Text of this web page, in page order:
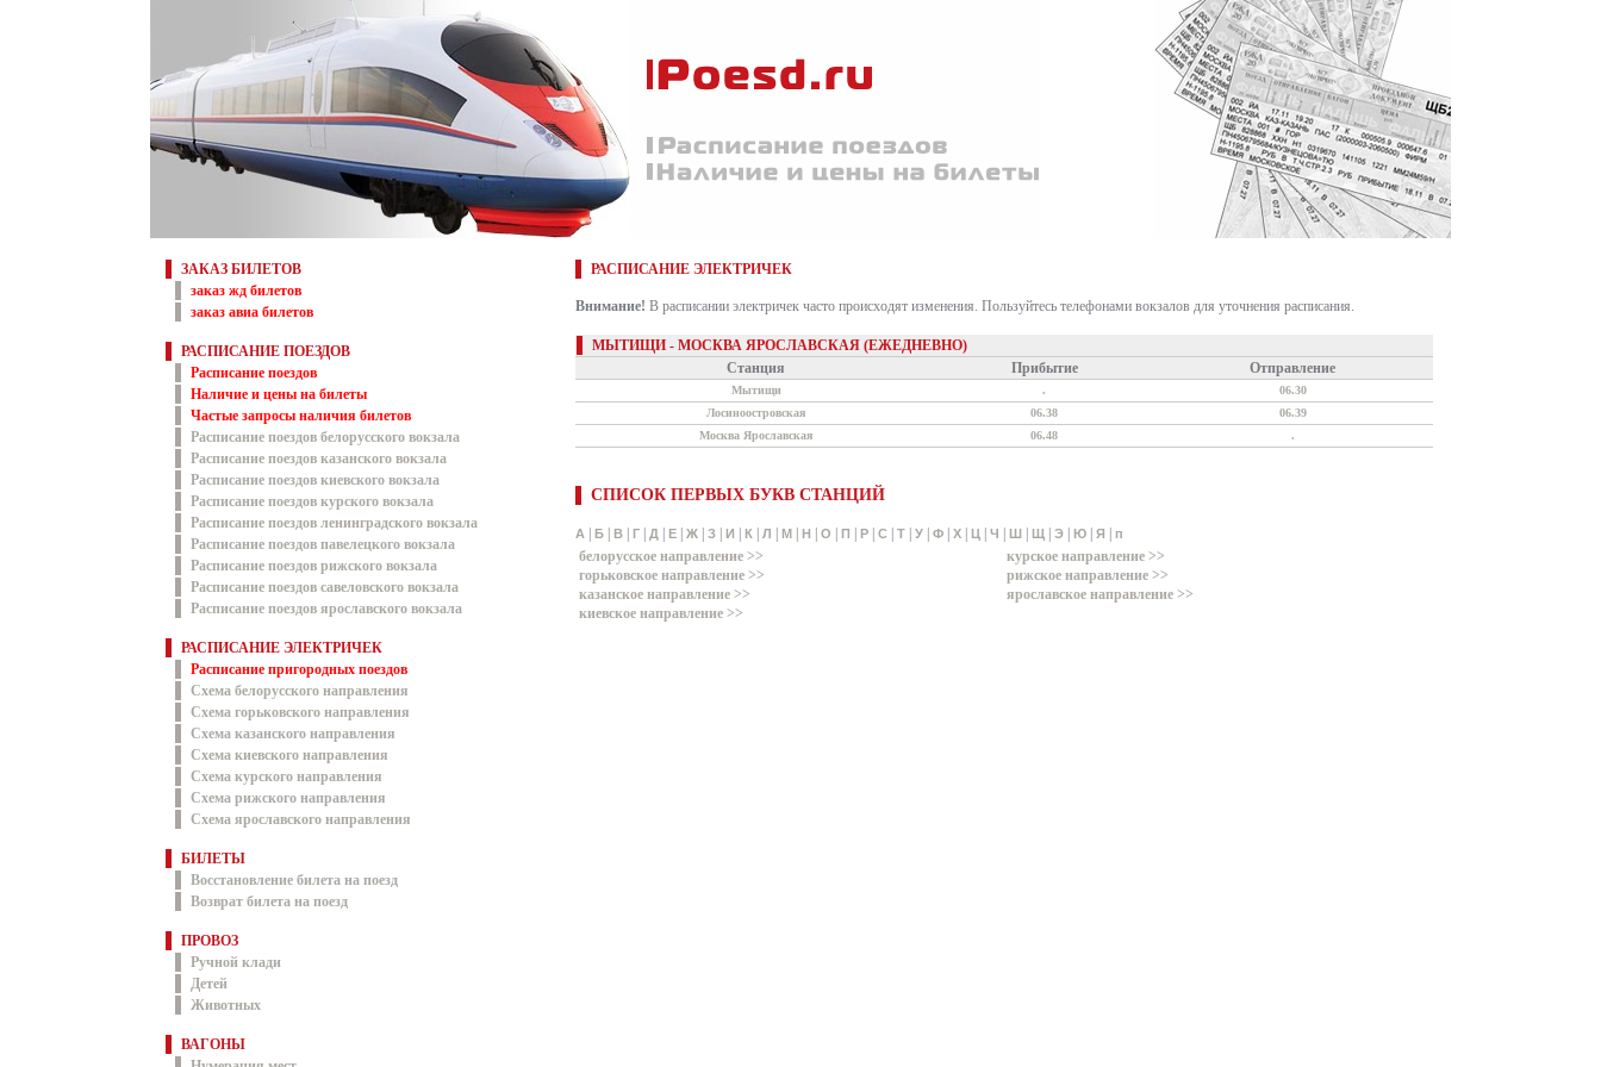
ЗАКАЗ БИЛЕТОВ
заказ жд билетов
заказ авиа билетов
РАСПИСАНИЕ ПОЕЗДОВ
Расписание поездов
Наличие и цены на билеты
Частые запросы наличия билетов
Расписание поездов белорусского вокзала
Расписание поездов казанского вокзала
Расписание поездов киевского вокзала
Расписание поездов курского вокзала
Расписание поездов ленинградского вокзала
Расписание поездов павелецкого вокзала
Расписание поездов рижского вокзала
Расписание поездов савеловского вокзала
Расписание поездов ярославского вокзала
РАСПИСАНИЕ ЭЛЕКТРИЧЕК
Расписание пригородных поездов
Схема белорусского направления
Схема горьковского направления
Схема казанского направления
Схема киевского направления
Схема курского направления
Схема рижского направления
Схема ярославского направления
БИЛЕТЫ
Восстановление билета на поезд
Возврат билета на поезд
ПРОВОЗ
Ручной клади
Детей
Животных
ВАГОНЫ
РАСПИСАНИЕ ЭЛЕКТРИЧЕК
Внимание! В расписании электричек часто происходят изменения. Пользуйтесь телефонами вокзалов для уточнения расписания.
МЫТИЩИ - МОСКВА ЯРОСЛАВСКАЯ (ЕЖЕДНЕВНО)
Станция
Прибытие Отправление
Мытищи .
06.30
Лосиноостровская
06.38
06.39
Москва Ярославская
06.48 .
СПИСОК ПЕРВЫХ БУКВ СТАНЦИЙ
А Б В Г Д Е Ж З И К Л М Н О П Р С Т У Ф Х Ц Ч Ш Щ Э Ю Я п
белорусское направление >>
горьковское направление >>
казанское направление >>
киевское направление >>
курское направление >>
рижское направление >>
ярославское направление >>